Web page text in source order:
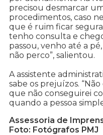
precisou desmarcar
procedimentos, caso
que é ruim ficar
tenho consulta e
passou, venho até a
não perco”, salientou.
A assistente
sabe os prejuízos.
que não conseguirei
quando a pessoa
Assessoria de
Foto: Fotógrafos PMJ